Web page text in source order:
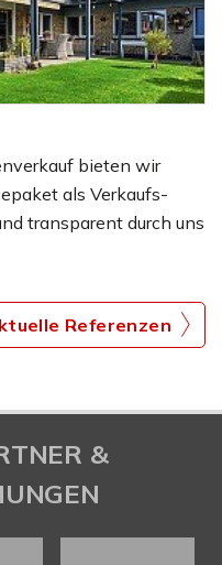
bieten wir
als Verkaufs-
transparent durch uns
Referenzen
&